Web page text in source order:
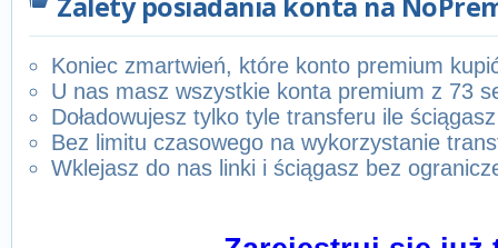
Koniec zmartwień, które konto premium
U nas masz wszystkie konta premium z 73
Doładowujesz tylko tyle transferu ile ściągasz
Bez limitu czasowego na wykorzystanie
Wklejasz do nas linki i ściągasz bez